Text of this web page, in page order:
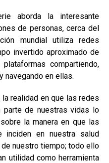
aborda la interesante
de personas, cerca del
mundial utiliza redes
invertido aproximado de
compartiendo,
navegando en ellas.
la realidad en que las redes
de nuestras vidas lo
la manera en que las
inciden en nuestra salud
nuestro tiempo; todo ello
utilidad como herramienta